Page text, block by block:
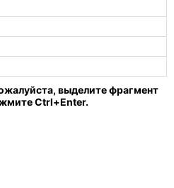
выделите фрагмент
Ctrl+Enter.